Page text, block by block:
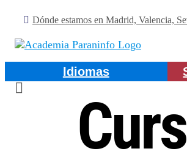
content
Dónde estamos en Madrid, Valencia,
Idiomas